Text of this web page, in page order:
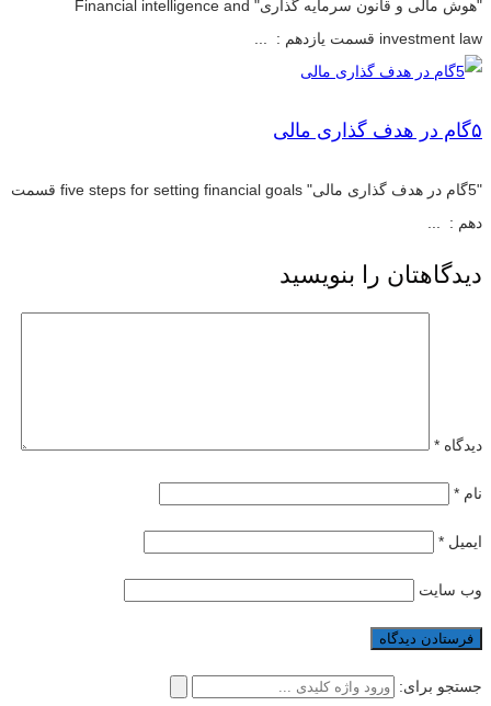
"هوش مالی و قانون سرمایه گذاری" Financial intelligence and
investment law قسمت یازدهم : ...
۵گام در هدف گذاری مالی
"5گام در هدف گذاری مالی" five steps for setting financial goals قسمت
دهم : ...
دیدگاهتان را بنویسید
دیدگاه *
نام *
ایمیل *
وب‌ سایت
جستجو برای: